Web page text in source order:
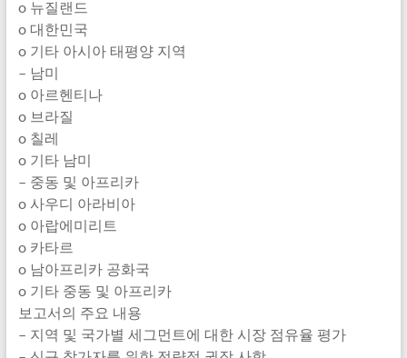
o 뉴질랜드
o 대한민국
o 기타 아시아 태평양 지역
– 남미
o 아르헨티나
o 브라질
o 칠레
o 기타 남미
– 중동 및 아프리카
o 사우디 아라비아
o 아랍에미리트
o 카타르
o 남아프리카 공화국
o 기타 중동 및 아프리카
보고서의 주요 내용
– 지역 및 국가별 세그먼트에 대한 시장 점유율 평가